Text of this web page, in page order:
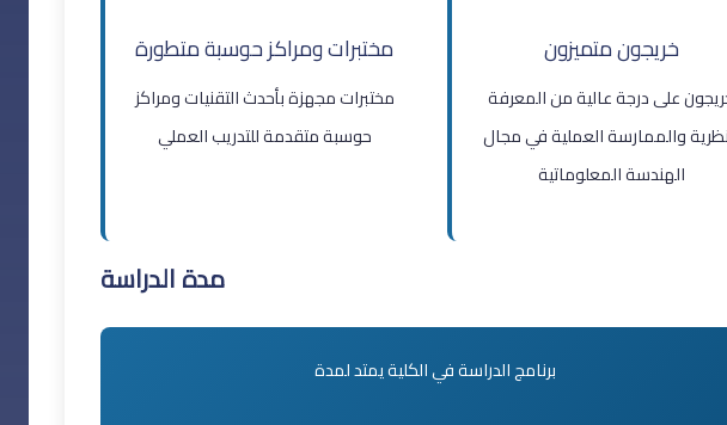
مختبرات ومراكز حوسبة متطورة
مختبرات مجهزة بأحدث التقنيات ومراكز
حوسبة متقدمة للتدريب العملي
خريجون متميزون
على درجة عالية من المعرفة
والممارسة العملية في مجال
الهندسة المعلوماتية
مدة الدراسة
برنامج الدراسة في الكلية يمتد لمدة